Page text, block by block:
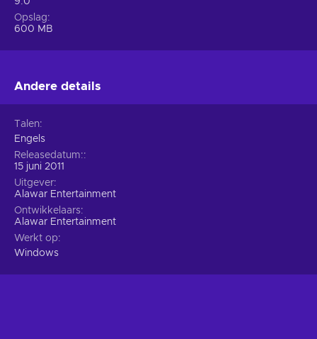
Opslag
600 MB
Andere details
Talen
Engels
Releasedatum:
15 juni 2011
Uitgever
Alawar Entertainment
Ontwikkelaars
Alawar Entertainment
Werkt op
Windows